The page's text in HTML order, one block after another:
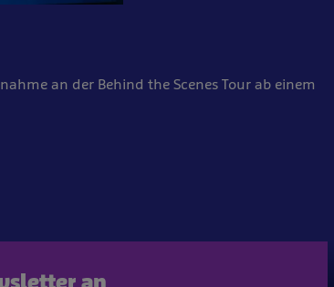
an der Behind the Scenes Tour ab einem